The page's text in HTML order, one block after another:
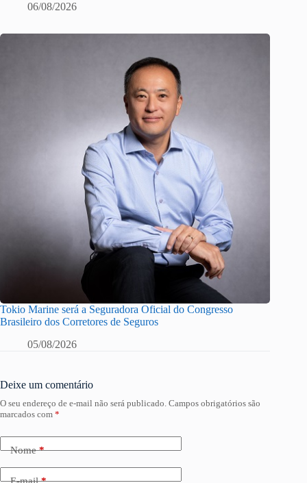
06/08/2026
Tokio Marine será a Seguradora Oficial do Congresso
Brasileiro dos Corretores de Seguros
05/08/2026
Deixe um comentário
O seu endereço de e-mail não será publicado. Campos obrigatórios são
marcados com *
Nome*
E-mail*